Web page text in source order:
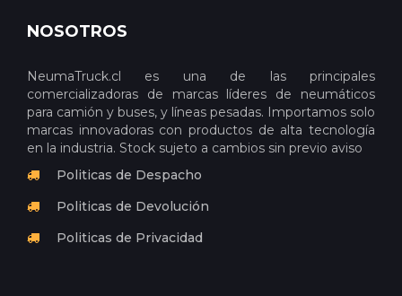
NOSOTROS
NeumaTruck.cl es una de las principales
comercializadoras de marcas líderes de neumáticos
para camión y buses, y líneas pesadas. Importamos solo
marcas innovadoras con productos de alta tecnología
en la industria. Stock sujeto a cambios sin previo aviso
Politicas de Despacho
Politicas de Devolución
Politicas de Privacidad